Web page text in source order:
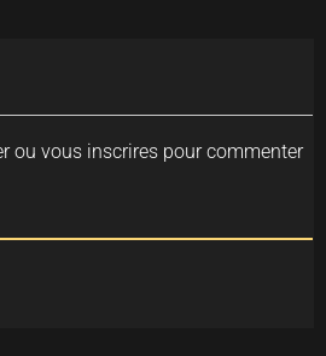
ou vous inscrires pour commenter